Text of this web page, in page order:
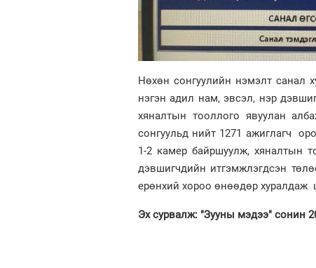
Нөхөн сонгуулийн нэмэлт санал
нэгэн адил нам, эвсэл, нэр
хяналтын тооллого явуулан
сонгуульд нийт 1271 ажиглагч
1-2 камер байршуулж, хяналтын
дэвшигчдийн итгэмжлэгдсэн
ерөнхий хороо өнөөдөр хуралдаж
Эх сурвалж: "Зууны мэдээ" сонин